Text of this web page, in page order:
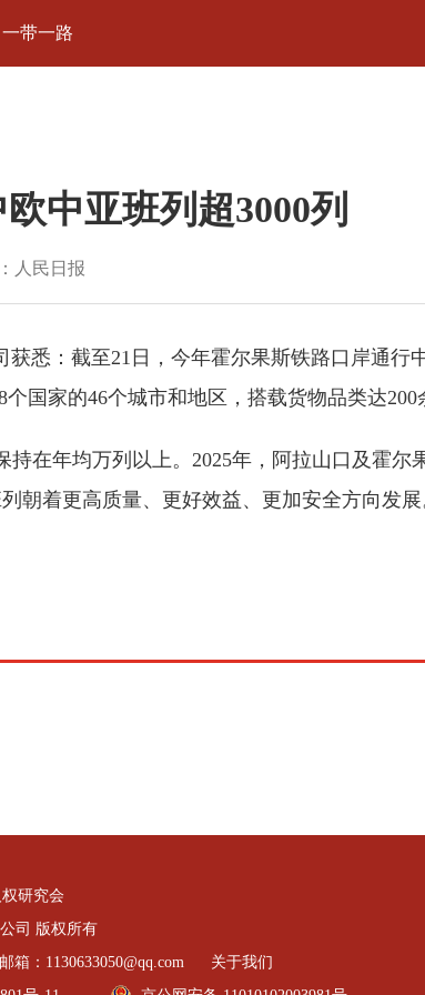
一带一路
中亚班列超3000列
人民日报
悉：截至21日，今年霍尔果斯铁路口岸通行
国家的46个城市和地区，搭载货物品类达200
年均万列以上。2025年，阿拉山口及霍尔
朝着更高质量、更好效益、更加安全方向发展
研究会
司 版权所有
箱：1130633050@qq.com
关于我们